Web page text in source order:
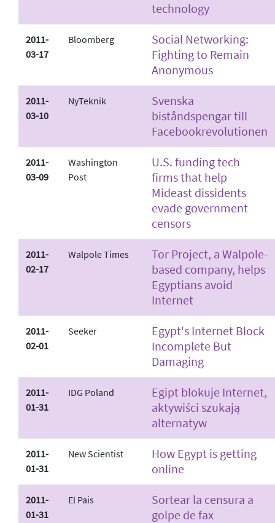
technology
2011-
03-17
Bloomberg
Social Networking:
Fighting to Remain
Anonymous
2011-
03-10
NyTeknik
Svenska
biståndspengar till
Facebookrevolutionen
2011-
03-09
Washington
Post
U.S. funding tech
firms that help
Mideast dissidents
evade government
censors
2011-
02-17
Walpole Times
Tor Project, a Walpole-
based company, helps
Egyptians avoid
Internet
2011-
02-01
Seeker
Egypt's Internet Block
Incomplete But
Damaging
2011-
01-31
IDG Poland
Egipt blokuje Internet,
aktywiści szukają
alternatyw
2011-
01-31
New Scientist
How Egypt is getting
online
2011-
01-31
El Pais
Sortear la censura a
golpe de fax